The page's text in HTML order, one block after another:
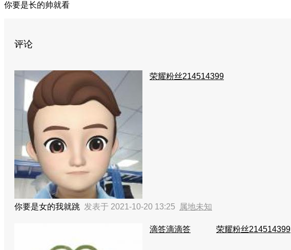
你要是长的帅就看
评论
荣耀粉丝214514399
你要是女的我就跳 发表于 2021-10-20 13:25 属地未知
滴答滴滴答 荣耀粉丝214514399